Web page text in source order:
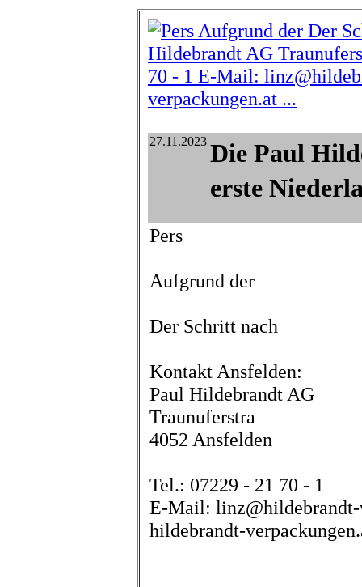
27.11.2023 Die Paul
erste
Pers
Aufgrund der
Der Schritt nach
Kontakt Ansfelden:
Paul Hildebrandt AG
Traunuferstra
4052 Ansfelden
Tel.: 07229 - 21 70 - 1
E-Mail: linz@hildebrandt-
hildebrandt-